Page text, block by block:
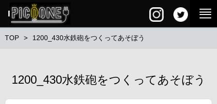
PG SQUARE
TOP 1200_430水鉄砲をつくってあそぼう
1200_430水鉄砲をつくってあそぼう